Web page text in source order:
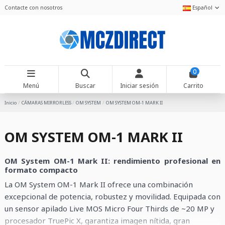
Contacte con nosotros Español
Menú Buscar Iniciar sesión
0
Carrito
Inicio CÁMARAS MIRRORLESS OM SYSTEM OM SYSTEM OM-1 MARK II
OM SYSTEM OM-1 MARK II
OM System OM-1 Mark II: rendimiento profesional en
formato compacto
La OM System OM-1 Mark II ofrece una combinación
excepcional de potencia, robustez y movilidad. Equipada con
un sensor apilado Live MOS Micro Four Thirds de ~20 MP y
procesador TruePic X, garantiza imagen nítida, gran